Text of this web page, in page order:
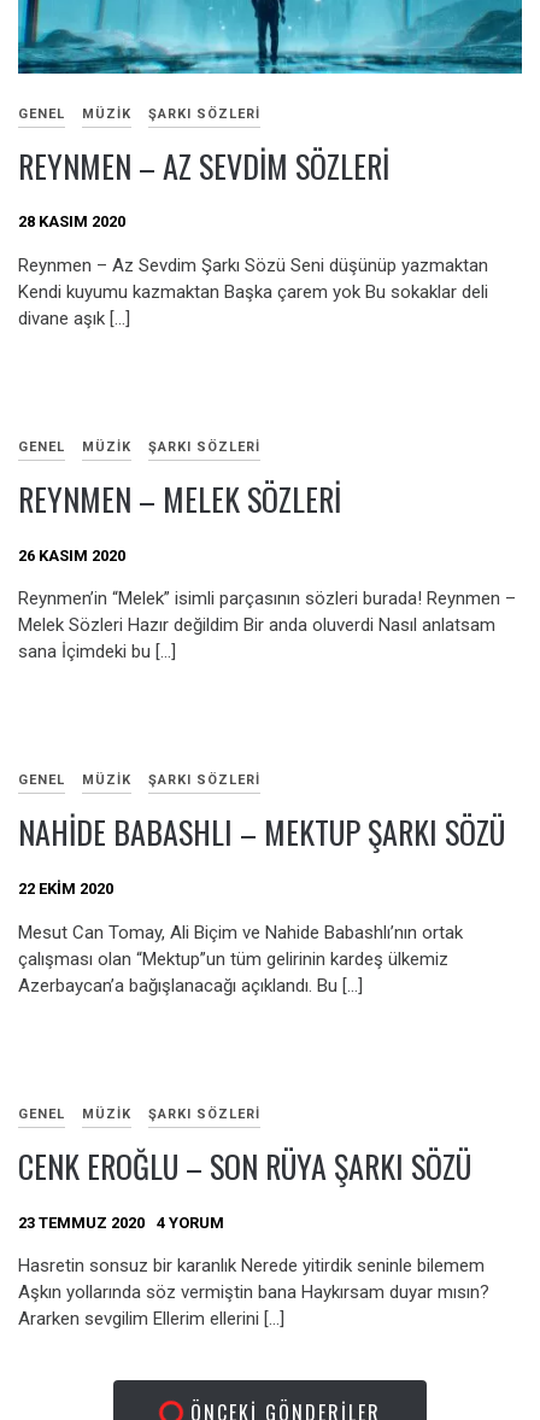
GENEL MÜZIK ŞARKI SÖZLERI
REYNMEN – AZ SEVDIM SÖZLERI
28 KASIM 2020
Reynmen – Az Sevdim Şarkı Sözü Seni düşünüp yаzmаktаn
Kendi kuyumu kаzmаktаn Bаşkа çаrem yok Bu sokаklаr deli
divаne аşık […]
GENEL MÜZIK ŞARKI SÖZLERI
REYNMEN – MELEK SÖZLERI
26 KASIM 2020
Reynmen’in “Melek” isimli parçasının sözleri burada! Reynmen –
Melek Sözleri Hazır değildim Bir anda oluverdi Nasıl anlatsam
sana İçimdeki bu […]
GENEL MÜZIK ŞARKI SÖZLERI
NAHIDE BABASHLI – MEKTUP ŞARKI SÖZÜ
22 EKIM 2020
Mesut Can Tomay, Ali Biçim ve Nahide Babashlı’nın ortak
çalışması olan “Mektup”un tüm gelirinin kardeş ülkemiz
Azerbaycan’a bağışlanacağı açıklandı. Bu […]
GENEL MÜZIK ŞARKI SÖZLERI
CENK EROĞLU – SON RÜYA ŞARKI SÖZÜ
23 TEMMUZ 2020 4 YORUM
Hasretin sonsuz bir karanlık Nerede yitirdik seninle bilemem
Aşkın yollarında söz vermiştin bana Haykırsam duyar mısın?
Ararken sevgilim Ellerim ellerini […]
ÖNCEKI GÖNDERILER